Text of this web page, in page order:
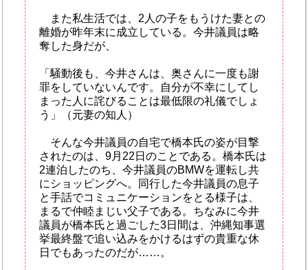
また私生活では、2人の子をもうけた妻との
離婚が昨年末に成立している。今井議員は略
奪した身だが、
「騒動後も、今井さんは、奥さんに一度も謝
罪をしていないんです。自分が不幸にしてし
まった人に詫びることは最低限の礼儀でしょ
う」（元妻の知人）
そんな今井議員の自宅で橋本氏の姿が目撃
されたのは、9月22日のことである。橋本氏は
2連泊したのち、今井議員のBMWを運転し共
にショッピングへ。同行した今井議員の息子
と手話でコミュニケーションをとる様子は、
まるで仲睦まじい父子である。ちなみに今井
議員が橋本氏と過ごした3日間は、沖縄知事選
挙最終盤で追い込みをかけるはずの貴重な休
日でもあったのだが……。